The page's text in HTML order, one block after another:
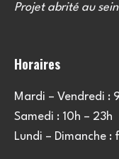
Projet abrité au
Horaires
Mardi – Vendredi :
Samedi : 10h – 23h
Lundi – Dimanche :